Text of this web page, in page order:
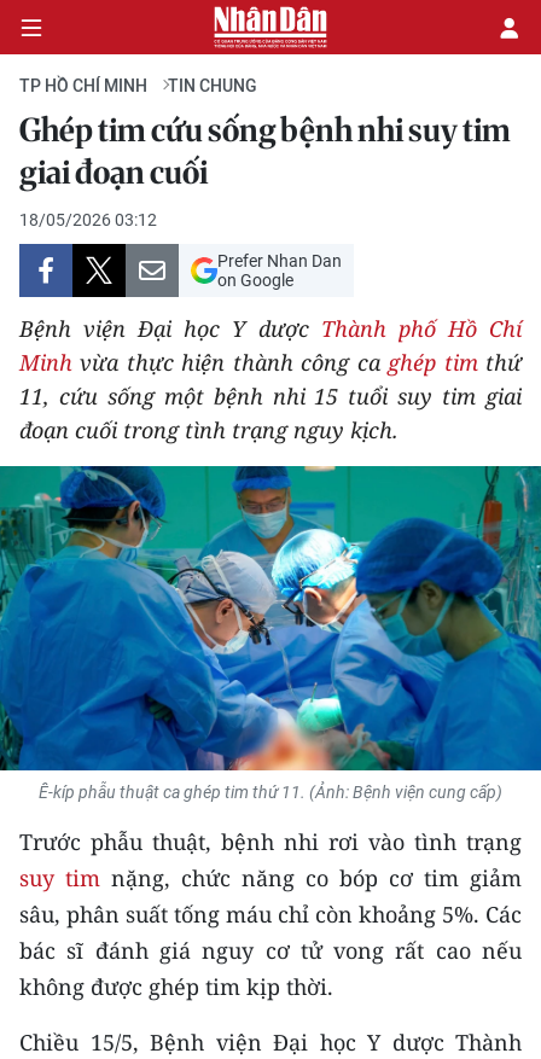
CHÍNH TRỊ
KINH TẾ
VĂN HÓA
XÃ HỘI
PHÁP LUẬT
THẾ GIỚI
THỂ THAO
GIÁO DỤC
KHOA HỌC - CÔNG NGHỆ
MÔI TRƯỜNG
BẠN ĐỌC
KIỂM CHỨNG THÔNG TIN
TRI THỨC CHUYÊN SÂU
54 DÂN TỘC VIỆT NAM
TP HỒ CHÍ MINH TIN CHUNG
Ghép tim cứu sống bệnh nhi suy tim
giai đoạn cuối
18/05/2026 03:12
Prefer Nhan Dan
on Google
Bệnh viện Đại học Y dược Thành phố Hồ Chí
Minh vừa thực hiện thành công ca ghép timthứ
11, cứu sống một bệnh nhi 15 tuổi suy tim giai
đoạn cuối trong tình trạng nguy kịch.
Ê-kíp phẫu thuật ca ghép tim thứ 11. (Ảnh: Bệnh viện cung cấp)
Trước phẫu thuật, bệnh nhi rơi vào tình trạng
suy tim nặng, chức năng co bóp cơ tim giảm
sâu, phân suất tống máu chỉ còn khoảng 5%. Các
bác sĩ đánh giá nguy cơ tử vong rất cao nếu
không được ghép tim kịp thời.
Chiều 15/5, Bệnh viện Đại học Y dược Thành